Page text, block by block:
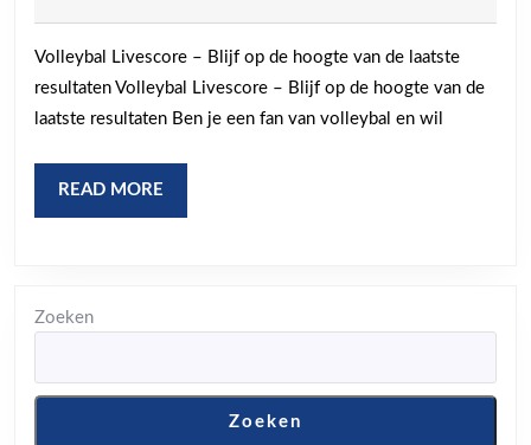
hoogte
met
Volleybal Livescore – Blijf op de hoogte van de laatste
resultaten Volleybal Livescore – Blijf op de hoogte van de
laatste resultaten Ben je een fan van volleybal en wil
READ MORE
MORE
Zoeken
Zoeken